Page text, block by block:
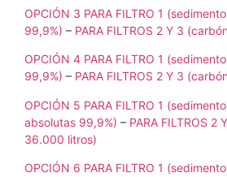
OPCIÓN 3 PARA FILTRO 1
99,9%) – PARA FILTROS 2 Y 3
OPCIÓN 4 PARA FILTRO 1
99,9%) – PARA FILTROS 2 Y 3
OPCIÓN 5 PARA FILTRO 1
absolutas 99,9%) – PARA FILTROS 2
36.000 litros)
OPCIÓN 6 PARA FILTRO 1